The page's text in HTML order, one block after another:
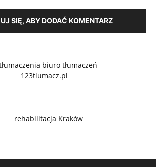
SIĘ, ABY DODAĆ KOMENTARZ